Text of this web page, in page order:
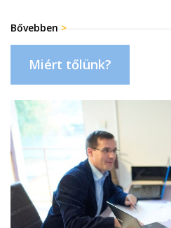
Bővebben>
Miért tőlünk?